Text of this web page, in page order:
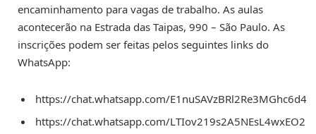
encaminhamento para vagas de trabalho. As aulas
acontecerão na Estrada das Taipas, 990 – São Paulo. As
inscrições podem ser feitas pelos seguintes links do
WhatsApp:
https://chat.whatsapp.com/E1nuSAVzBRl2Re3MGhc6d4
https://chat.whatsapp.com/LTIov219s2A5NEsL4wxEO2